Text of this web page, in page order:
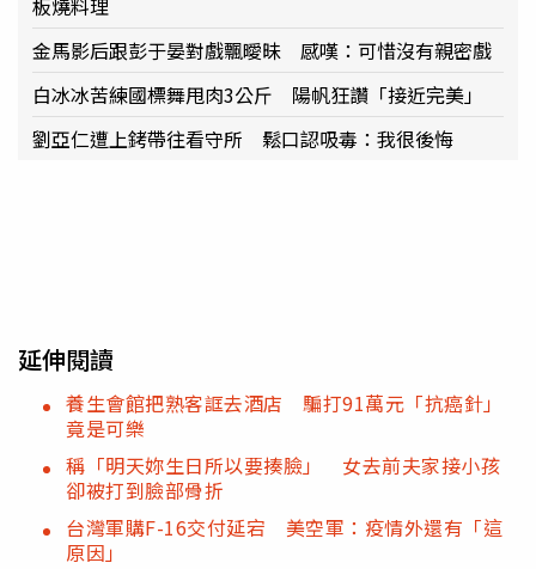
板燒料理
金馬影后跟彭于晏對戲飄曖昧 感嘆：可惜沒有親密戲
白冰冰苦練國標舞甩肉3公斤 陽帆狂讚「接近完美」
劉亞仁遭上銬帶往看守所 鬆口認吸毒：我很後悔
延伸閱讀
養生會館把熟客誆去酒店 騙打91萬元「抗癌針」
竟是可樂
稱「明天妳生日所以要揍臉」 女去前夫家接小孩
卻被打到臉部骨折
台灣軍購F-16交付延宕 美空軍：疫情外還有「這
原因」